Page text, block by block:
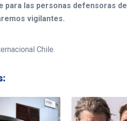
para las personas defensoras
vigilantes.
Chile.